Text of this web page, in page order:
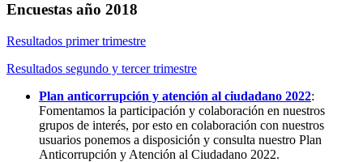
Encuestas año 2018
Resultados primer trimestre
Resultados segundo y tercer trimestre
Plan anticorrupción y atención al ciudadano 2022:
Fomentamos la participación y colaboración en nuestros
grupos de interés, por esto en colaboración con nuestros
usuarios ponemos a disposición y consulta nuestro Plan
Anticorrupción y Atención al Ciudadano 2022.